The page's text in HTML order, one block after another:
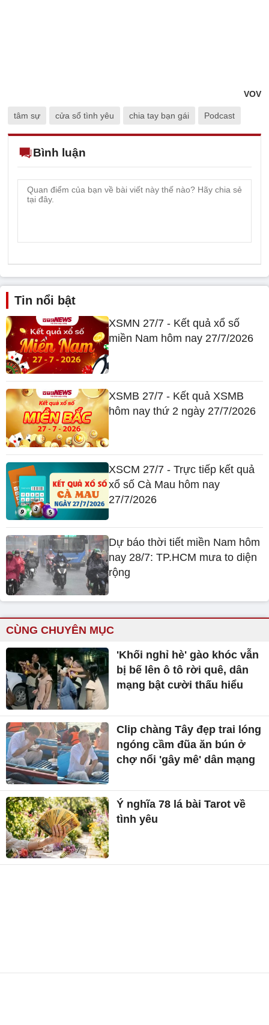
VOV
tâm sự cửa sổ tình yêu chia tay bạn gái Podcast
Bình luận
Tin nổi bật
XSMN 27/7 - Kết quả xổ số
miền Nam hôm nay 27/7/2026
XSMB 27/7 - Kết quả XSMB
hôm nay thứ 2 ngày 27/7/2026
XSCM 27/7 - Trực tiếp kết quả
xổ số Cà Mau hôm nay
27/7/2026
Dự báo thời tiết miền Nam hôm
nay 28/7: TP.HCM mưa to diện
rộng
CÙNG CHUYÊN MỤC
'Khối nghỉ hè' gào khóc vẫn
bị bế lên ô tô rời quê, dân
mạng bật cười thấu hiểu
Clip chàng Tây đẹp trai lóng
ngóng cầm đũa ăn bún ở
chợ nổi 'gây mê' dân mạng
Ý nghĩa 78 lá bài Tarot về
tình yêu